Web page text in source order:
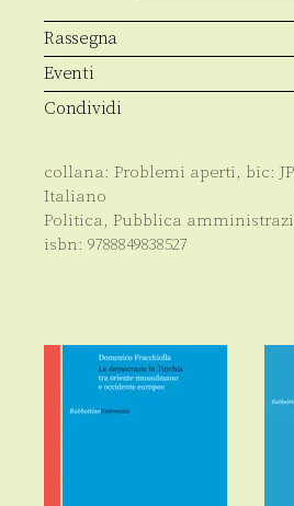
Rassegna
Eventi
Condividi
collana: Problemi aperti, bic:
Italiano
Politica, Pubblica
isbn: 9788849838527